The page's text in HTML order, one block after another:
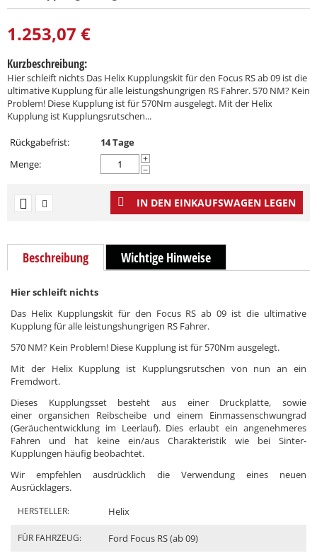
1.253,07 €
Kurzbeschreibung:
Hier schleift nichts Das Helix Kupplungskit für den Focus RS ab 09 ist die
ultimative Kupplung für alle leistungshungrigen RS Fahrer. 570 NM? Kein
Problem! Diese Kupplung ist für 570Nm ausgelegt. Mit der Helix
Kupplung ist Kupplungsrutschen...
Rückgabefrist:
14 Tage
Menge:
+
−
IN DEN EINKAUFSWAGEN LEGEN
Beschreibung Wichtige Hinweise
Hier schleift nichts
Das Helix Kupplungskit für den Focus RS ab 09 ist die ultimative
Kupplung für alle leistungshungrigen RS Fahrer.
570 NM? Kein Problem! Diese Kupplung ist für 570Nm ausgelegt.
Mit der Helix Kupplung ist Kupplungsrutschen von nun an ein
Fremdwort.
Dieses Kupplungsset besteht aus einer Druckplatte, sowie
einer organsichen Reibscheibe und einem Einmassenschwungrad
(Geräuchentwicklung im Leerlauf). Dies erlaubt ein angenehmeres
Fahren und hat keine ein/aus Charakteristik wie bei Sinter-
Kupplungen häufig beobachtet.
Wir empfehlen ausdrücklich die Verwendung eines neuen
Ausrücklagers.
HERSTELLER: Helix
FÜR FAHRZEUG: Ford Focus RS (ab 09)